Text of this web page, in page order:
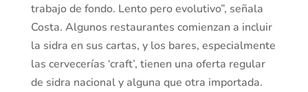
trabajo de fondo. Lento pero evolutivo”, señala
Costa. Algunos restaurantes comienzan a incluir
la sidra en sus cartas, y los bares, especialmente
las cervecerías ‘craft’, tienen una oferta regular
de sidra nacional y alguna que otra importada.